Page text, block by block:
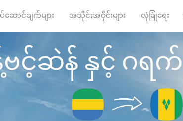
ဆောင်ချက်များ အသိုင်းအဝိုင်းများ လုံခြုံရေး
ဗင့်ဆဲန် နှင့် ဂရ